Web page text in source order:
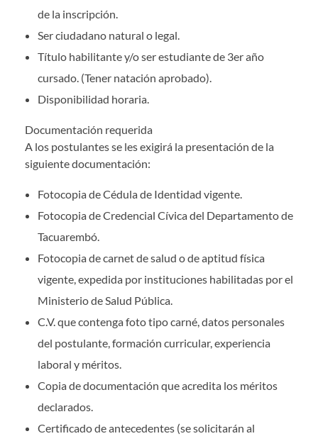
de la inscripción.
Ser ciudadano natural o legal.
Título habilitante y/o ser estudiante de 3er año
cursado. (Tener natación aprobado).
Disponibilidad horaria.
Documentación requerida
A los postulantes se les exigirá la presentación de la
siguiente documentación:
Fotocopia de Cédula de Identidad vigente.
Fotocopia de Credencial Cívica del Departamento de
Tacuarembó.
Fotocopia de carnet de salud o de aptitud física
vigente, expedida por instituciones habilitadas por el
Ministerio de Salud Pública.
C.V. que contenga foto tipo carné, datos personales
del postulante, formación curricular, experiencia
laboral y méritos.
Copia de documentación que acredita los méritos
declarados.
Certificado de antecedentes (se solicitarán al